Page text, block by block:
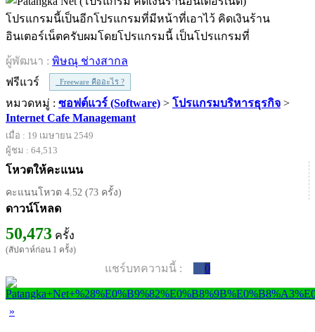
โปรแกรมนี้เป็นอีกโปรแกรมที่มีหน้าที่เอาไว้ คิดเงินร้าน
อินเตอร์เน็ตครับผมโดยโปรแกรมนี้ เป็นโปรแกรมที่
ผู้พัฒนา : พิษณุ ช่างสากล
ฟรีแวร์
Freeware คืออะไร ?
หมวดหมู่ : ซอฟต์แวร์ (Software) > โปรแกรมบริหารธุรกิจ >
Internet Cafe Managemant
เมื่อ : 19 เมษายน 2549
ผู้ชม : 64,513
โหวตให้คะแนน
คะแนนโหวต 4.52 (73 ครั้ง)
ดาวน์โหลด
50,473 ครั้ง
(สัปดาห์ก่อน 1 ครั้ง)
แชร์บทความนี้ : 0
»